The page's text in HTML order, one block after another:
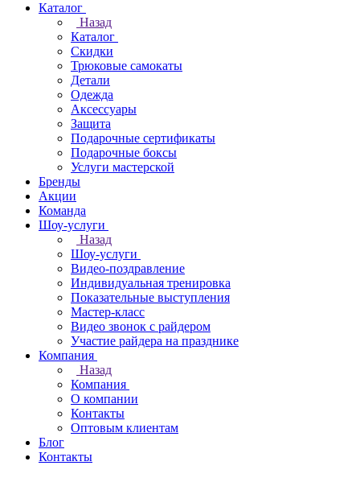
Каталог
Назад
Каталог
Скидки
Трюковые самокаты
Детали
Одежда
Аксессуары
Защита
Подарочные сертификаты
Подарочные боксы
Услуги мастерской
Бренды
Акции
Команда
Шоу-услуги
Назад
Шоу-услуги
Видео-поздравление
Индивидуальная тренировка
Показательные выступления
Мастер-класс
Видео звонок с райдером
Участие райдера на празднике
Компания
Назад
Компания
О компании
Контакты
Оптовым клиентам
Блог
Контакты